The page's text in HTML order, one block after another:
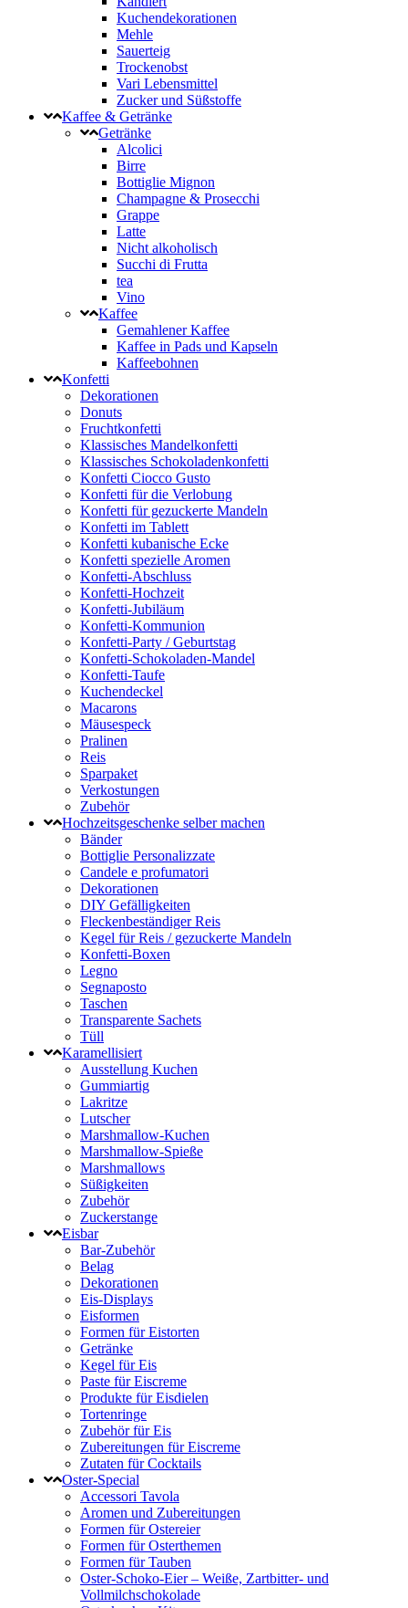
Kuchendekorationen
Mehle
Sauerteig
Trockenobst
Vari Lebensmittel
Zucker und Süßstoffe
Kaffee & Getränke
Getränke
Alcolici
Birre
Bottiglie Mignon
Champagne & Prosecchi
Grappe
Latte
Nicht alkoholisch
Succhi di Frutta
tea
Vino
Kaffee
Gemahlener Kaffee
Kaffee in Pads und Kapseln
Kaffeebohnen
Konfetti
Dekorationen
Donuts
Fruchtkonfetti
Klassisches Mandelkonfetti
Klassisches Schokoladenkonfetti
Konfetti Ciocco Gusto
Konfetti für die Verlobung
Konfetti für gezuckerte Mandeln
Konfetti im Tablett
Konfetti kubanische Ecke
Konfetti spezielle Aromen
Konfetti-Abschluss
Konfetti-Hochzeit
Konfetti-Jubiläum
Konfetti-Kommunion
Konfetti-Party / Geburtstag
Konfetti-Schokoladen-Mandel
Konfetti-Taufe
Kuchendeckel
Macarons
Mäusespeck
Pralinen
Reis
Sparpaket
Verkostungen
Zubehör
Hochzeitsgeschenke selber machen
Bänder
Bottiglie Personalizzate
Candele e profumatori
Dekorationen
DIY Gefälligkeiten
Fleckenbeständiger Reis
Kegel für Reis / gezuckerte Mandeln
Konfetti-Boxen
Legno
Segnaposto
Taschen
Transparente Sachets
Tüll
Karamellisiert
Ausstellung Kuchen
Gummiartig
Lakritze
Lutscher
Marshmallow-Kuchen
Marshmallow-Spieße
Marshmallows
Süßigkeiten
Zubehör
Zuckerstange
Eisbar
Bar-Zubehör
Belag
Dekorationen
Eis-Displays
Eisformen
Formen für Eistorten
Getränke
Kegel für Eis
Paste für Eiscreme
Produkte für Eisdielen
Tortenringe
Zubehör für Eis
Zubereitungen für Eiscreme
Zutaten für Cocktails
Oster-Special
Accessori Tavola
Aromen und Zubereitungen
Formen für Ostereier
Formen für Osterthemen
Formen für Tauben
Oster-Schoko-Eier – Weiße, Zartbitter- und
Vollmilchschokolade